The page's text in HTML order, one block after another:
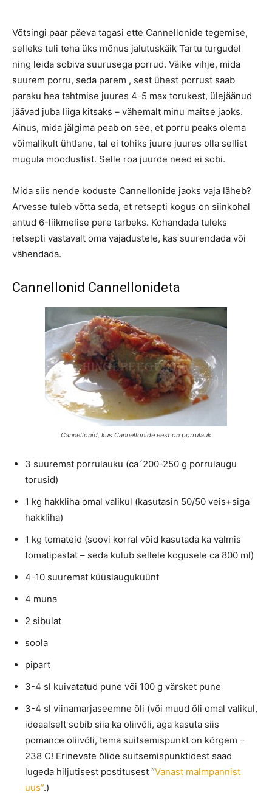
Võtsingi paar päeva tagasi ette Cannellonide tegemise,
selleks tuli teha üks mõnus jalutuskäik Tartu turgudel
ning leida sobiva suurusega porrud. Väike vihje, mida
suurem porru, seda parem , sest ühest porrust saab
paraku hea tahtmise juures 4-5 max torukest, ülejäänud
jäävad juba liiga kitsaks – vähemalt minu maitse jaoks.
Ainus, mida jälgima peab on see, et porru peaks olema
võimalikult ühtlane, tal ei tohiks juure juures olla sellist
mugula moodustist. Selle roa juurde need ei sobi.
Mida siis nende koduste Cannellonide jaoks vaja läheb?
Arvesse tuleb võtta seda, et retsepti kogus on siinkohal
antud 6-liikmelise pere tarbeks. Kohandada tuleks
retsepti vastavalt oma vajadustele, kas suurendada või
vähendada.
Cannellonid Cannellonideta
Cannellonid, kus Cannellonide eest on porrulauk
3 suuremat porrulauku (ca´200-250 g porrulaugu
torusid)
1 kg hakkliha omal valikul (kasutasin 50/50 veis+siga
hakkliha)
1 kg tomateid (soovi korral võid kasutada ka valmis
tomatipastat – seda kulub sellele kogusele ca 800 ml)
4-10 suuremat küüslauguküünt
4 muna
2 sibulat
soola
pipart
3-4 sl kuivatatud pune või 100 g värsket pune
3-4 sl viinamarjaseemne õli (või muud õli omal valikul,
ideaalselt sobib siia ka oliivõli, aga kasuta siis
pomance oliivõli, tema suitsemispunkt on kõrgem –
238 C! Erinevate õlide suitsemispunktidest saad
lugeda hiljutisest postitusest “Vanast malmpannist
uus”.)